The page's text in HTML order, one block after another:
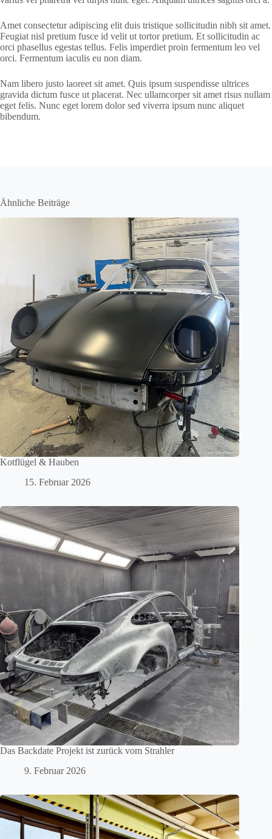
Amet consectetur adipiscing elit duis tristique sollicitudin nibh sit amet.
Feugiat nisl pretium fusce id velit ut tortor pretium. Et sollicitudin ac
orci phasellus egestas tellus. Felis imperdiet proin fermentum leo vel
orci. Fermentum iaculis eu non diam.
Nam libero justo laoreet sit amet. Quis ipsum suspendisse ultrices
gravida dictum fusce ut placerat. Nec ullamcorper sit amet risus nullam
eget felis. Nunc eget lorem dolor sed viverra ipsum nunc aliquet
bibendum.
Ähnliche Beiträge
Kotflügel & Hauben
15. Februar 2026
Das Backdate Projekt ist zurück vom Strahler
9. Februar 2026